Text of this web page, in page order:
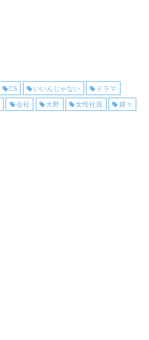
CS いいんじゃない ドラマ
会社 大野 女性社員 嬉々